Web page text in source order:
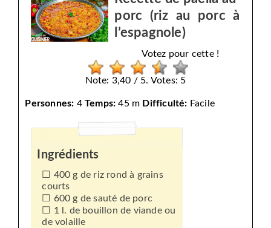
porc (riz au porc à
l’espagnole)
Votez pour cette !
Note: 3,40 / 5. Votes: 5
Personnes: 4 Temps: 45 m Difficulté: Facile
Ingrédients
400 g de riz rond à grains
courts
600 g de sauté de porc
1 l. de bouillon de viande ou
de volaille